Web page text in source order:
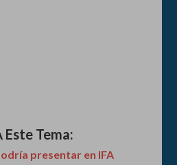
Tema:
presentar en IFA